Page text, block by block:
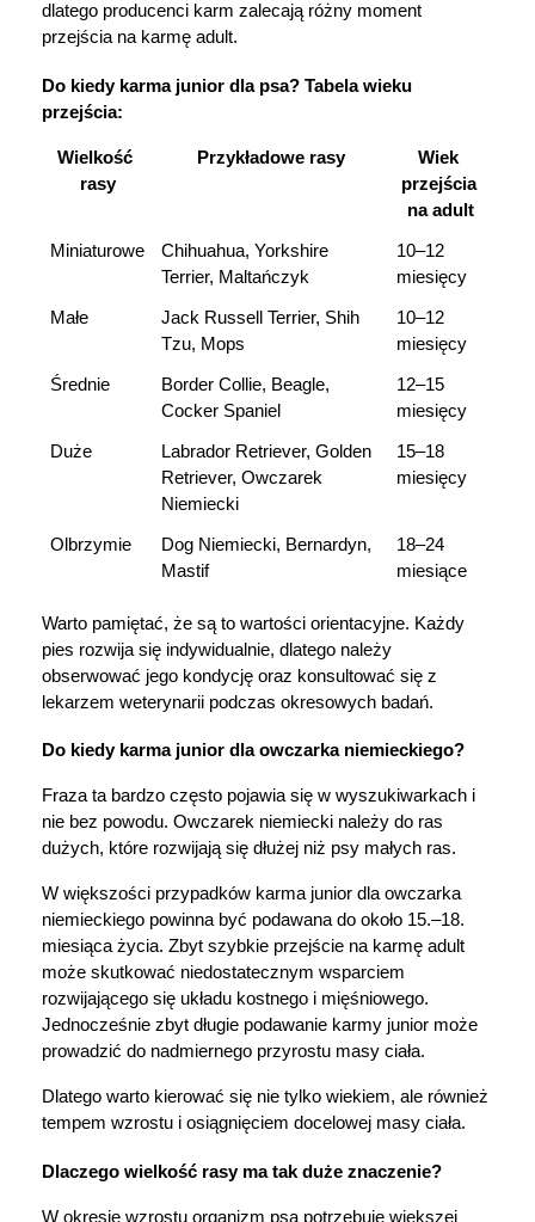
dlatego producenci karm zalecają różny moment
przejścia na karmę adult.
Do kiedy karma junior dla psa? Tabela wieku
przejścia:
Wielkość
rasy
Przykładowe rasy
Wiek
przejścia
na adult
Miniaturowe
Chihuahua, Yorkshire
Terrier, Maltańczyk
10–12
miesięcy
Małe
Jack Russell Terrier, Shih
Tzu, Mops
10–12
miesięcy
Średnie
Border Collie, Beagle,
Cocker Spaniel
12–15
miesięcy
Duże
Labrador Retriever, Golden
Retriever, Owczarek
Niemiecki
15–18
miesięcy
Olbrzymie
Dog Niemiecki, Bernardyn,
Mastif
18–24
miesiące
Warto pamiętać, że są to wartości orientacyjne. Każdy
pies rozwija się indywidualnie, dlatego należy
obserwować jego kondycję oraz konsultować się z
lekarzem weterynarii podczas okresowych badań.
Do kiedy karma junior dla owczarka niemieckiego?
Fraza ta bardzo często pojawia się w wyszukiwarkach i
nie bez powodu. Owczarek niemiecki należy do ras
dużych, które rozwijają się dłużej niż psy małych ras.
W większości przypadków karma junior dla owczarka
niemieckiego powinna być podawana do około 15.–18.
miesiąca życia. Zbyt szybkie przejście na karmę adult
może skutkować niedostatecznym wsparciem
rozwijającego się układu kostnego i mięśniowego.
Jednocześnie zbyt długie podawanie karmy junior może
prowadzić do nadmiernego przyrostu masy ciała.
Dlatego warto kierować się nie tylko wiekiem, ale również
tempem wzrostu i osiągnięciem docelowej masy ciała.
Dlaczego wielkość rasy ma tak duże znaczenie?
W okresie wzrostu organizm psa potrzebuje większej